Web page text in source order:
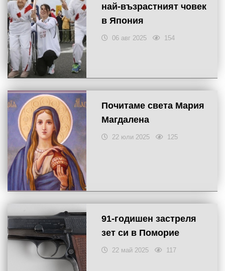
най-възрастният човек
в Япония
06 авг 2025 154
Почитаме света Мария
Магдалена
22 юли 2025 125
91-годишен застреля
зет си в Поморие
22 май 2025 117